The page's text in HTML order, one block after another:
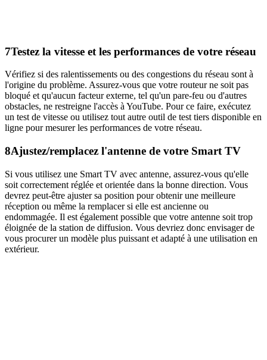
7Testez la vitesse et les performances de votre réseau
Vérifiez si des ralentissements ou des congestions du réseau sont à
l'origine du problème. Assurez-vous que votre routeur ne soit pas
bloqué et qu'aucun facteur externe, tel qu'un pare-feu ou d'autres
obstacles, ne restreigne l'accès à YouTube. Pour ce faire, exécutez
un test de vitesse ou utilisez tout autre outil de test tiers disponible en
ligne pour mesurer les performances de votre réseau.
8Ajustez/remplacez l'antenne de votre Smart TV
Si vous utilisez une Smart TV avec antenne, assurez-vous qu'elle
soit correctement réglée et orientée dans la bonne direction. Vous
devrez peut-être ajuster sa position pour obtenir une meilleure
réception ou même la remplacer si elle est ancienne ou
endommagée. Il est également possible que votre antenne soit trop
éloignée de la station de diffusion. Vous devriez donc envisager de
vous procurer un modèle plus puissant et adapté à une utilisation en
extérieur.